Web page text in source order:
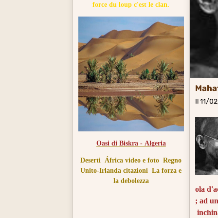
force du loup c'est le clan.
Oasi di Biskra - Algeria
Deserti África video e foto Regno
Unito-Irlanda citazioni La forza e
la debolezza
Il 11/
ola
; ad